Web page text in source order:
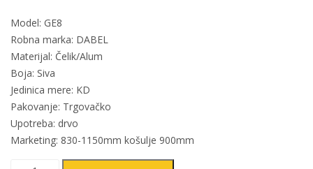
Model: GE8
Robna marka: DABEL
Materijal: Čelik/Alum
Boja: Siva
Jedinica mere: KD
Pakovanje: Trgovačko
Upotreba: drvo
Marketing: 830-1150mm košulje 900mm